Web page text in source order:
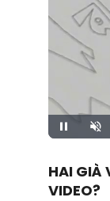
Pause
HAI GIÀ
VIDEO?